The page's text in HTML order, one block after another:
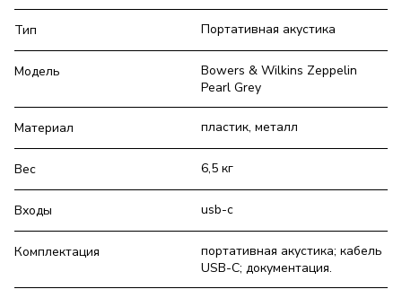
Тип Портативная акустика
Модель
Bowers & Wilkins Zeppelin
Pearl Grey
Материал пластик, металл
Вес 6,5 кг
Входы usb-c
Комплектация
портативная акустика; кабель
USB-C; документация.